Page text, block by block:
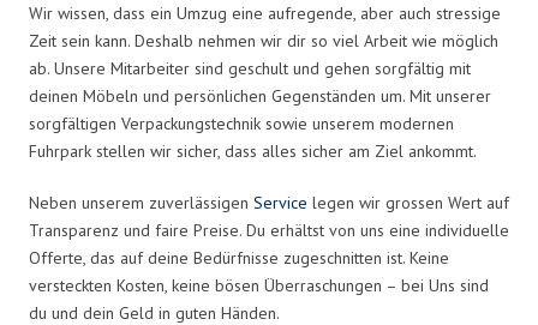
Wir wissen, dass ein Umzug eine aufregende, aber auch stressige
Zeit sein kann. Deshalb nehmen wir dir so viel Arbeit wie möglich
ab. Unsere Mitarbeiter sind geschult und gehen sorgfältig mit
deinen Möbeln und persönlichen Gegenständen um. Mit unserer
sorgfältigen Verpackungstechnik sowie unserem modernen
Fuhrpark stellen wir sicher, dass alles sicher am Ziel ankommt.
Neben unserem zuverlässigen Service legen wir grossen Wert auf
Transparenz und faire Preise. Du erhältst von uns eine individuelle
Offerte, das auf deine Bedürfnisse zugeschnitten ist. Keine
versteckten Kosten, keine bösen Überraschungen – bei Uns sind
du und dein Geld in guten Händen.